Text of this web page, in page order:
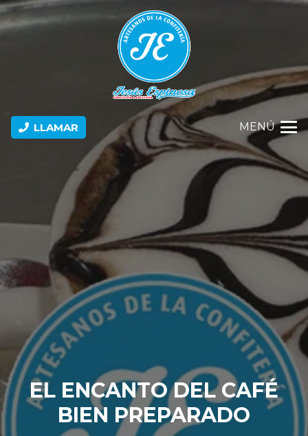
LLAMAR MENÚ
EL ENCANTO DEL CAFÉ
BIEN PREPARADO